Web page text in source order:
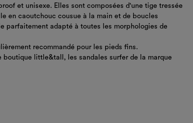
et unisexe. Elles sont composées d'une tige tressée
en caoutchouc cousue à la main et de boucles
parfaitement adapté à toutes les morphologies de
recommandé pour les pieds fins.
boutique little&tall, les sandales surfer de la marque